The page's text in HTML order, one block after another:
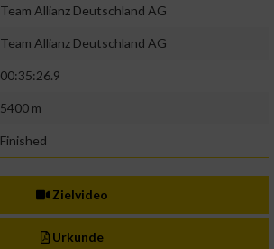
Team Allianz Deutschland AG
Team Allianz Deutschland AG
00:35:26.9
5400 m
Finished
Zielvideo
Urkunde